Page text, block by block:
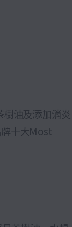
油及添加消炎
十大Most